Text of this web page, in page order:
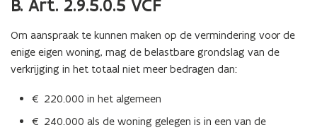
B. Art. 2.9.5.0.5 VCF
Om aanspraak te kunnen maken op de vermindering voor de
enige eigen woning, mag de belastbare grondslag van de
verkrijging in het totaal niet meer bedragen dan:
€ 220.000 in het algemeen
€ 240.000 als de woning gelegen is in een van de